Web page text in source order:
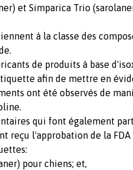
et Simparica Trio
à la classe des
de produits à base
afin de mettre en
ont été observés de
qui font également
reçu l'approbation de la
pour chiens; et,